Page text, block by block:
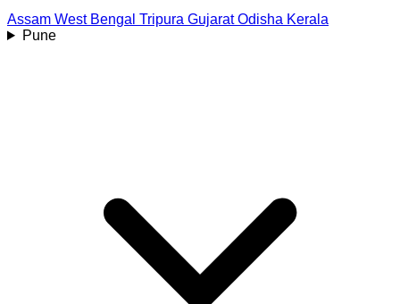
Assam West Bengal Tripura Gujarat Odisha Kerala
Pune